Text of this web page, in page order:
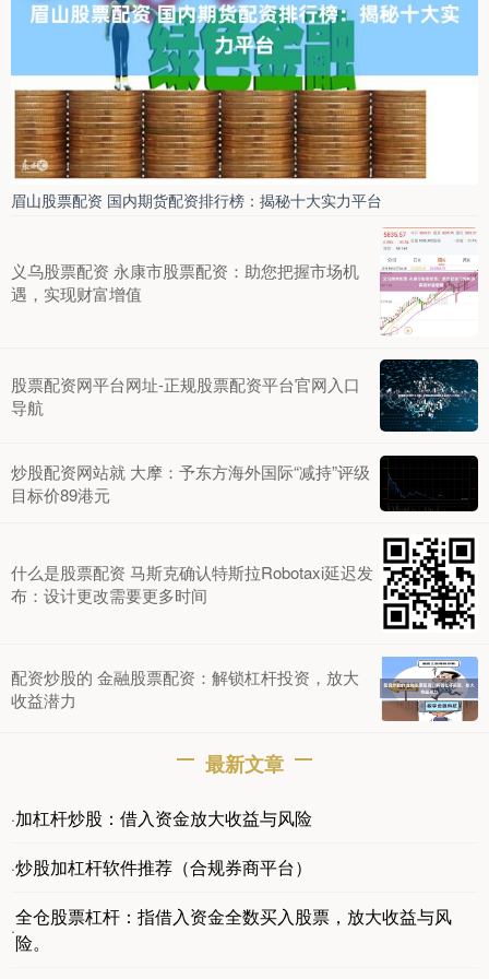
眉山股票配资 国内期货配资排行榜：揭秘十大实力平台
义乌股票配资 永康市股票配资：助您把握市场机
遇，实现财富增值
股票配资网平台网址-正规股票配资平台官网入口
导航
炒股配资网站就 大摩：予东方海外国际“减持”评级
目标价89港元
什么是股票配资 马斯克确认特斯拉Robotaxi延迟发
布：设计更改需要更多时间
配资炒股的 金融股票配资：解锁杠杆投资，放大
收益潜力
最新文章
·加杠杆炒股：借入资金放大收益与风险
·炒股加杠杆软件推荐（合规券商平台）
·
全仓股票杠杆：指借入资金全数买入股票，放大收益与风
险。